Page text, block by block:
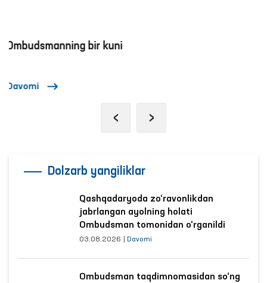
“Ombudsman soati”: inson huquqlari bo‘yicha
Davomi
‹ ›
Dolzarb yangiliklar
Qashqadaryoda zo‘ravonlikdan
jabrlangan ayolning holati
Ombudsman tomonidan o‘rganildi
03.08.2026 Davomi
Ombudsman taqdimnomasidan so‘ng